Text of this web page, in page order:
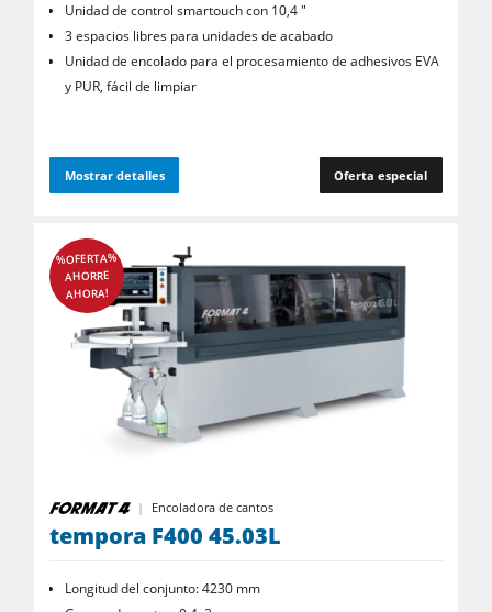
Unidad de control smartouch con 10,4 "
3 espacios libres para unidades de acabado
Unidad de encolado para el procesamiento de adhesivos EVA
y PUR, fácil de limpiar
Mostrar detalles Oferta especial
%OFERTA%
AHORRE
AHORA!
Encoladora de cantos
tempora F400 45.03L
Longitud del conjunto: 4230 mm